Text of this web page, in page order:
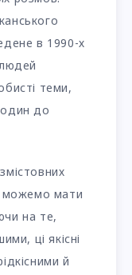
в 1990-х
теми,
до
можемо мати
на те,
ці якісні
й